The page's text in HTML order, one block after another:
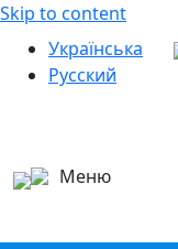
Skip to content
Українська
Русский
Меню